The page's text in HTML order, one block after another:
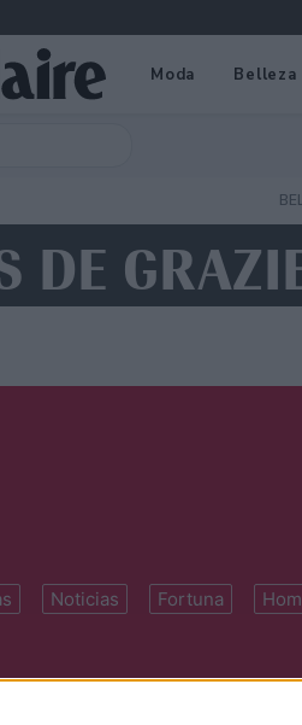
Moda Belleza
DE
Noticias Fortuna